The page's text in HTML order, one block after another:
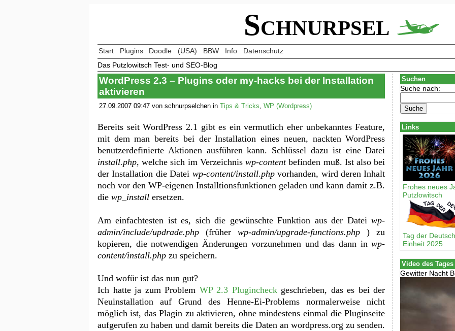
Schnurpsel
Start Plugins Doodle (USA) BBW Info
Datenschutz
Das Putzlowitsch Test- und SEO-Blog
WordPress 2.3 – Plugins oder my-hacks bei der Installation
aktivieren
27.09.2007 09:47 von schnurpselchen in Tips & Tricks WP (Wordpress)
Bereits seit WordPress 2.1 gibt es ein vermutlich eher unbekanntes Feature,
mit dem man bereits bei der Installation eines neuen, nackten WordPress
benutzerdefinierte Aktionen ausführen kann. Schlüssel dazu ist eine Datei
install.php, welche sich im Verzeichniswp-contentbefinden muß. Ist also bei
der Installation die Datei wp-content/install.phpvorhanden, wird deren Inhalt
noch vor den WP-eigenen Installtionsfunktionen geladen und kann damit z.B.
die wp_install ersetzen.
Am einfachtesten ist es, sich die gewünschte Funktion aus der Dateiwp-
admin/include/updrade.php (früherwp-admin/upgrade-functions.php ) zu
kopieren, die notwendigen Änderungen vorzunehmen und das dann inwp-
content/install.php zu speichern.
Und wofür ist das nun gut?
Ich hatte ja zum Problem WP 2.3 Plugincheckgeschrieben, das es bei der
Neuinstallation auf Grund des Henne-Ei-Problems normalerweise nicht
möglich ist, das Plagin zu aktivieren, ohne mindestens einmal die Pluginseite
aufgerufen zu haben und damit bereits die Daten an wordpress.org zu senden.
Suchen
Suche nach:
Links
Frohes neues
Putzlowitsch
Tag der
Einheit 2025
Video des Tages
Gewitter Nacht